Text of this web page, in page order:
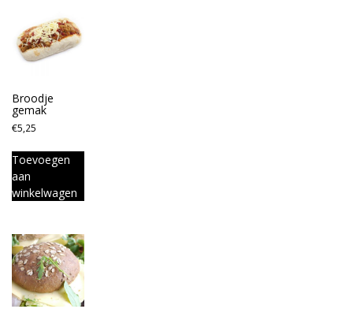
Broodje
gemak
€5,25
Toevoegen
aan
winkelwagen